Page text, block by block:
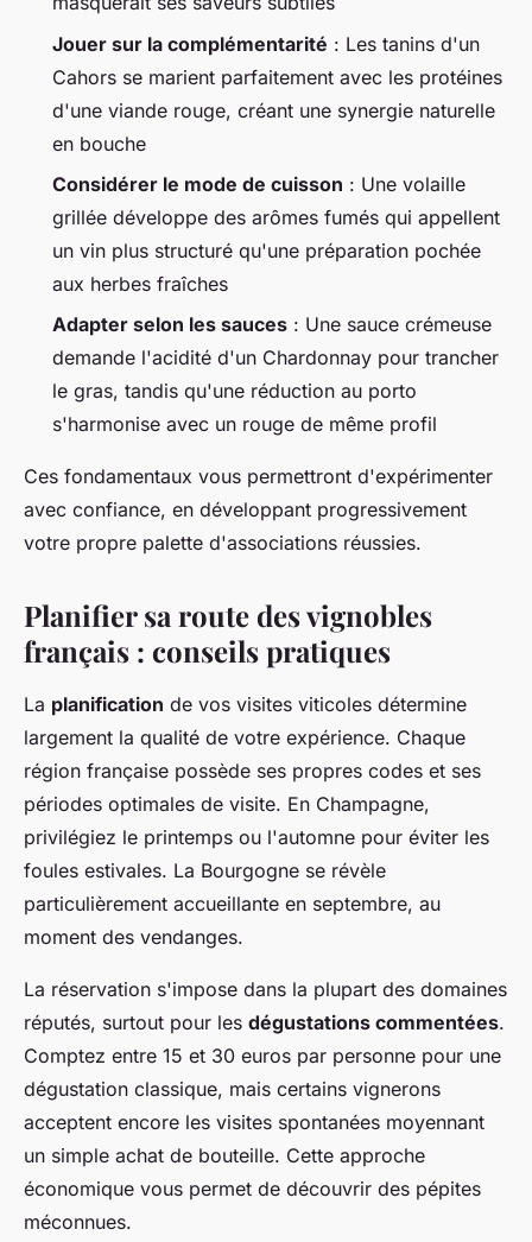
Jouer sur la complémentarité : Les tanins d'un
Cahors se marient parfaitement avec les protéines
d'une viande rouge, créant une synergie naturelle
en bouche
Considérer le mode de cuisson : Une volaille
grillée développe des arômes fumés qui appellent
un vin plus structuré qu'une préparation pochée
aux herbes fraîches
Adapter selon les sauces : Une sauce crémeuse
demande l'acidité d'un Chardonnay pour trancher
le gras, tandis qu'une réduction au porto
s'harmonise avec un rouge de même profil
Ces fondamentaux vous permettront d'expérimenter
avec confiance, en développant progressivement
votre propre palette d'associations réussies.
Planifier sa route des vignobles
français : conseils pratiques
La planification de vos visites viticoles détermine
largement la qualité de votre expérience. Chaque
région française possède ses propres codes et ses
périodes optimales de visite. En Champagne,
privilégiez le printemps ou l'automne pour éviter les
foules estivales. La Bourgogne se révèle
particulièrement accueillante en septembre, au
moment des vendanges.
La réservation s'impose dans la plupart des domaines
réputés, surtout pour les dégustations commentées.
Comptez entre 15 et 30 euros par personne pour une
dégustation classique, mais certains vignerons
acceptent encore les visites spontanées moyennant
un simple achat de bouteille. Cette approche
économique vous permet de découvrir des pépites
méconnues.